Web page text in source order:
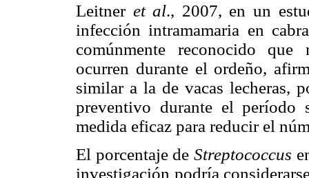
Leitner et al., 2007, en un
infección intramamaria en
comúnmente reconocido que
ocurren durante el ordeño,
similar a la de vacas lecheras,
preventivo durante el período
medida eficaz para reducir el
El porcentaje de Streptococcus
investigación podría